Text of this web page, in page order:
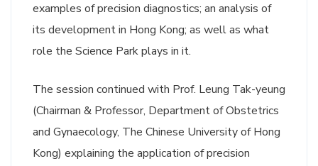
examples of precision diagnostics; an analysis of
its development in Hong Kong; as well as what
role the Science Park plays in it.
The session continued with Prof. Leung Tak-yeung
(Chairman & Professor, Department of Obstetrics
and Gynaecology, The Chinese University of Hong
Kong) explaining the application of precision